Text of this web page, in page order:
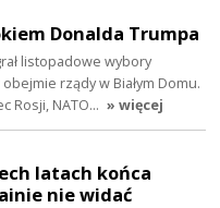
Donalda Trumpa
listopadowe wybory
rządy w Białym Domu.
Rosji, NATO… » więcej
latach końca
nie widać